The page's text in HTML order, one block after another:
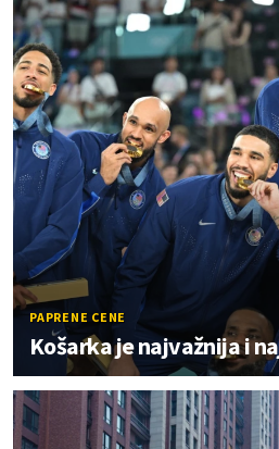
PAPRENE CENE
Košarka je najvažnija i